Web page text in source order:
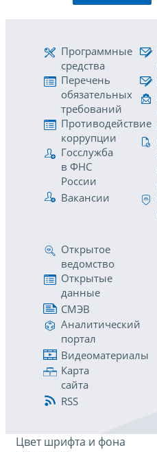
Программные
средства
Перечень
обязательных
требований
Противодействие
коррупции
Госслужба
в ФНС
России
Вакансии
Открытое
ведомство
Открытые
данные
СМЭВ
Аналитический
портал
Видеоматериалы
Карта
сайта
RSS
Цвет шрифта и фона